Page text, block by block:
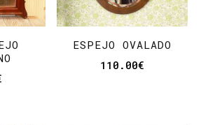
ESPEJO OVALADO
110.00€